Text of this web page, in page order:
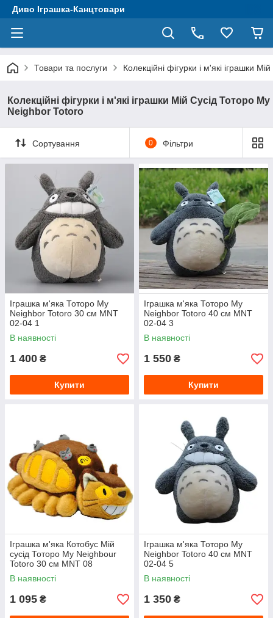
Диво Іграшка-Канцтовари
Товари та послуги Колекційні фігурки і м'які іграшки
Колекційні фігурки і м'які іграшки Мій Сусід Тоторо My
Neighbor Totoro
Сортування 0 Фільтри
Іграшка м'яка Тоторо My
Neighbor Totoro 30 см MNT
02-04 1
В наявності
1 400 ₴
Купити
Іграшка м'яка Тоторо My
Neighbor Totoro 40 см MNT
02-04 3
В наявності
1 550 ₴
Купити
Іграшка м'яка Котобус Мій
сусід Тоторо My Neighbour
Totoro 30 см MNT 08
В наявності
1 095 ₴
Іграшка м'яка Тоторо My
Neighbor Totoro 40 см MNT
02-04 5
В наявності
1 350 ₴